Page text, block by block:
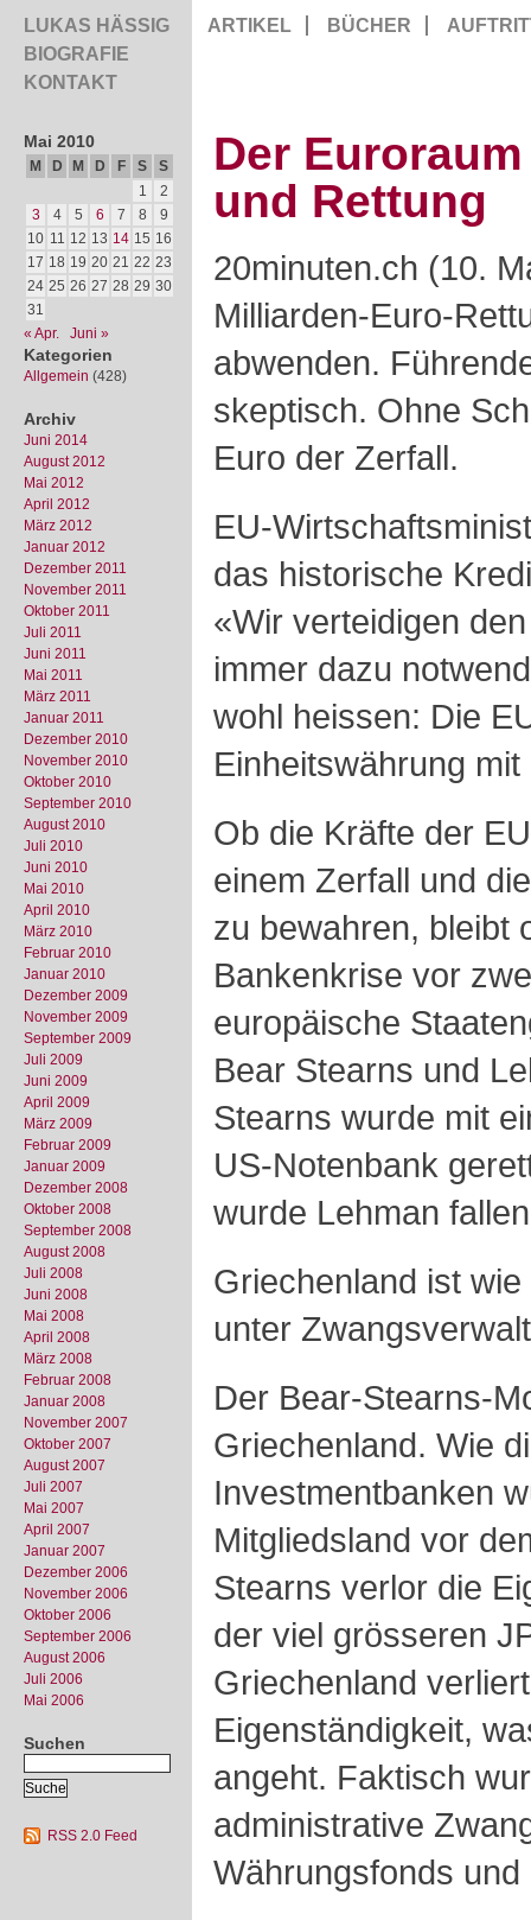
LUKAS HÄSSIG
BIOGRAFIE
KONTAKT
ARTIKEL BÜCHER
Mai 2010
M D M D F S
S
1
2
3
4 5 6 7 8
9
10 11 12 13 14 15 16
17 18 19 20 21 22 23
24 25 26 27 28 29 30
31
« Apr.
Juni »
Kategorien
Allgemein (428)
Archiv
Juni 2014
August 2012
Mai 2012
April 2012
März 2012
Januar 2012
Dezember 2011
November 2011
Oktober 2011
Juli 2011
Juni 2011
Mai 2011
März 2011
Januar 2011
Dezember 2010
November 2010
Oktober 2010
September 2010
August 2010
Juli 2010
Juni 2010
Mai 2010
April 2010
März 2010
Februar 2010
Januar 2010
Dezember 2009
November 2009
September 2009
Juli 2009
Juni 2009
April 2009
März 2009
Februar 2009
Januar 2009
Dezember 2008
Oktober 2008
September 2008
August 2008
Juli 2008
Juni 2008
Mai 2008
April 2008
März 2008
Februar 2008
Januar 2008
November 2007
Oktober 2007
August 2007
Juli 2007
Mai 2007
April 2007
Januar 2007
Dezember 2006
November 2006
Oktober 2006
September 2006
August 2006
Juli 2006
Mai 2006
Suchen
RSS 2.0 Feed
Der
und Rettung
20minuten.ch (10.
Milliarden-Euro-
abwenden.
skeptisch. Ohne
Euro der Zerfall.
EU-
das historische
«Wir verteidigen
immer dazu
wohl heissen: Die
Einheitswährung
Ob die Kräfte der
einem Zerfall und
zu bewahren, bleibt
Bankenkrise vor
europäische
Bear Stearns und
Stearns wurde mit
US-Notenbank
wurde Lehman
Griechenland ist
unter
Der Bear-Stearns-
Griechenland. Wie
Investmentbanken
Mitgliedsland vor
Stearns verlor die
der viel grösseren
Griechenland
Eigenständigkeit,
angeht. Faktisch
administrative
Währungsfonds